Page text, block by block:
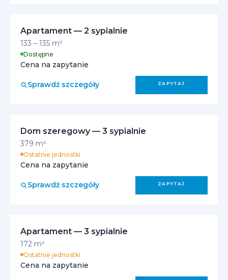
Apartament — 2 sypialnie
133 – 135 m²
Dostępne
Cena na zapytanie
Sprawdź szczegóły ZAPYTAJ
Dom szeregowy — 3 sypialnie
379 m²
Ostatnie jednostki
Cena na zapytanie
Sprawdź szczegóły ZAPYTAJ
Apartament — 3 sypialnie
172 m²
Ostatnie jednostki
Cena na zapytanie